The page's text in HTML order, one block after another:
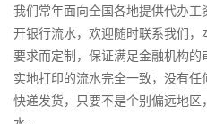
我们常年面向全国各地提供代办
开银行流水，欢迎随时联系我们
要求而定制，保证满足金融机构
实地打印的流水完全一致，没有
快递发货，只要不是个别偏远地